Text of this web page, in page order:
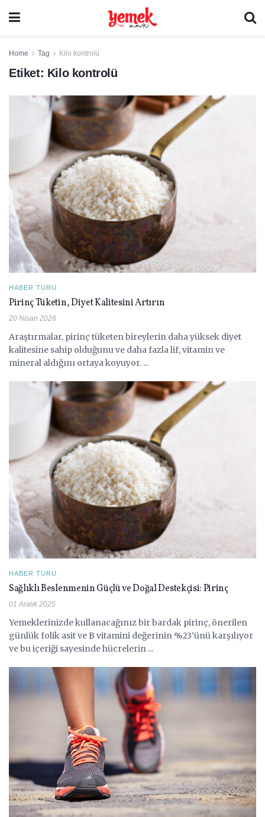
Home Tag Kilo kontrolü
Etiket: Kilo kontrolü
HABER TURU
Pirinç Tüketin, Diyet Kalitesini Artırın
20 Nisan 2026
Araştırmalar, pirinç tüketen bireylerin daha yüksek diyet
kalitesine sahip olduğunu ve daha fazla lif, vitamin ve
mineral aldığını ortaya koyuyor. ...
HABER TURU
Sağlıklı Beslenmenin Güçlü ve Doğal Destekçisi: Pirinç
01 Aralık 2025
Yemeklerinizde kullanacağınız bir bardak pirinç, önerilen
günlük folik asit ve B vitamini değerinin %23’ünü karşılıyor
ve bu içeriği sayesinde hücrelerin ...